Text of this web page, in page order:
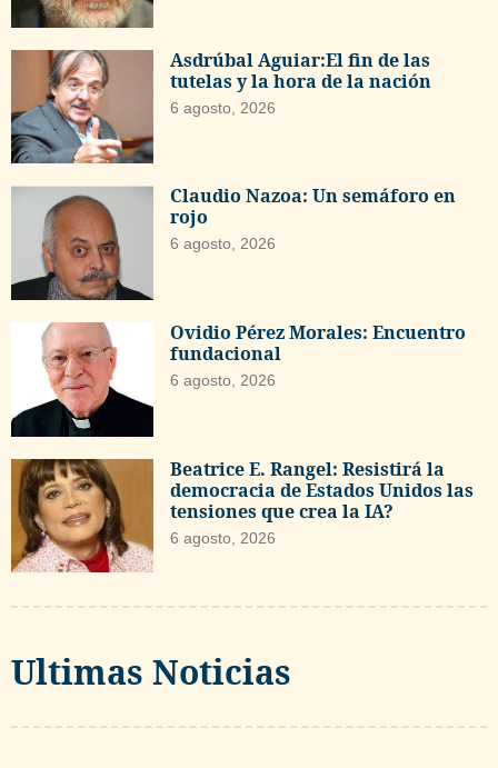
Asdrúbal Aguiar:El fin de las
tutelas y la hora de la nación
6 agosto, 2026
Claudio Nazoa: Un semáforo en
rojo
6 agosto, 2026
Ovidio Pérez Morales: Encuentro
fundacional
6 agosto, 2026
Beatrice E. Rangel: Resistirá la
democracia de Estados Unidos las
tensiones que crea la IA?
6 agosto, 2026
Ultimas Noticias